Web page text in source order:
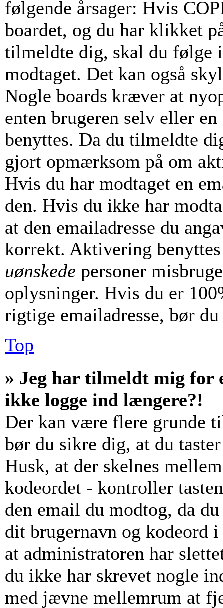
følgende årsager: Hvis
boardet, og du har klikket
tilmeldte dig, skal du følge
modtaget. Det kan også
Nogle boards kræver at
enten brugeren selv eller
benyttes. Da du tilmeldte
gjort opmærksom på om
Hvis du har modtaget en
den. Hvis du ikke har
at den emailadresse du
korrekt. Aktivering
uønskede personer
oplysninger. Hvis du er
rigtige emailadresse, bør
Top
» Jeg har tilmeldt mig for
ikke logge ind længere?!
Der kan være flere grunde
bør du sikre dig, at du
Husk, at der skelnes
kodeordet - kontroller
den email du modtog, da
dit brugernavn og kodeord
at administratoren har
du ikke har skrevet nogle
med jævne mellemrum at